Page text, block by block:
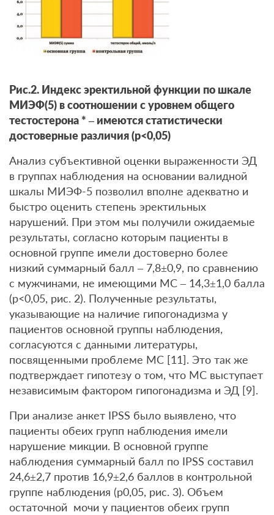
Рис.2. Индекс эректильной функции по шкале
МИЭФ(5) в соотношении с уровнем общего
тестостерона * – имеются статистически
достоверные различия (р<0,05)
Анализ субъективной оценки выраженности ЭД
в группах наблюдения на основании валидной
шкалы МИЭФ-5 позволил вполне адекватно и
быстро оценить степень эректильных
нарушений. При этом мы получили ожидаемые
результаты, согласно которым пациенты в
основной группе имели достоверно более
низкий суммарный балл – 7,8±0,9, по сравнению
с мужчинами, не имеющими МС – 14,3±1,0 балла
(р<0,05, рис. 2). Полученные результаты,
указывающие на наличие гипогонадизма у
пациентов основной группы наблюдения,
согласуются с данными литературы,
посвященными проблеме МС [11]. Это так же
подтверждает гипотезу о том, что МС выступает
независимым фактором гипогонадизма и ЭД [9].
При анализе анкет IPSS было выявлено, что
пациенты обеих групп наблюдения имели
нарушение микции. В основной группе
наблюдения суммарный балл по IPSS составил
24,6±2,7 против 16,9±2,6 баллов в контрольной
группе наблюдения (р0,05, рис. 3). Объем
остаточной мочи у пациентов обеих групп